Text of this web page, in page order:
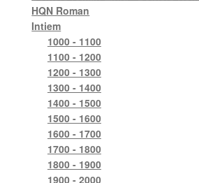
HQN Roman
Intiem
1000 - 1100
1100 - 1200
1200 - 1300
1300 - 1400
1400 - 1500
1500 - 1600
1600 - 1700
1700 - 1800
1800 - 1900
1900 - 2000